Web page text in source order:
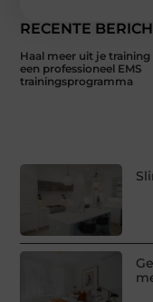
RECENTE
Haal meer uit je
een professioneel EMS
trainingsprogramma